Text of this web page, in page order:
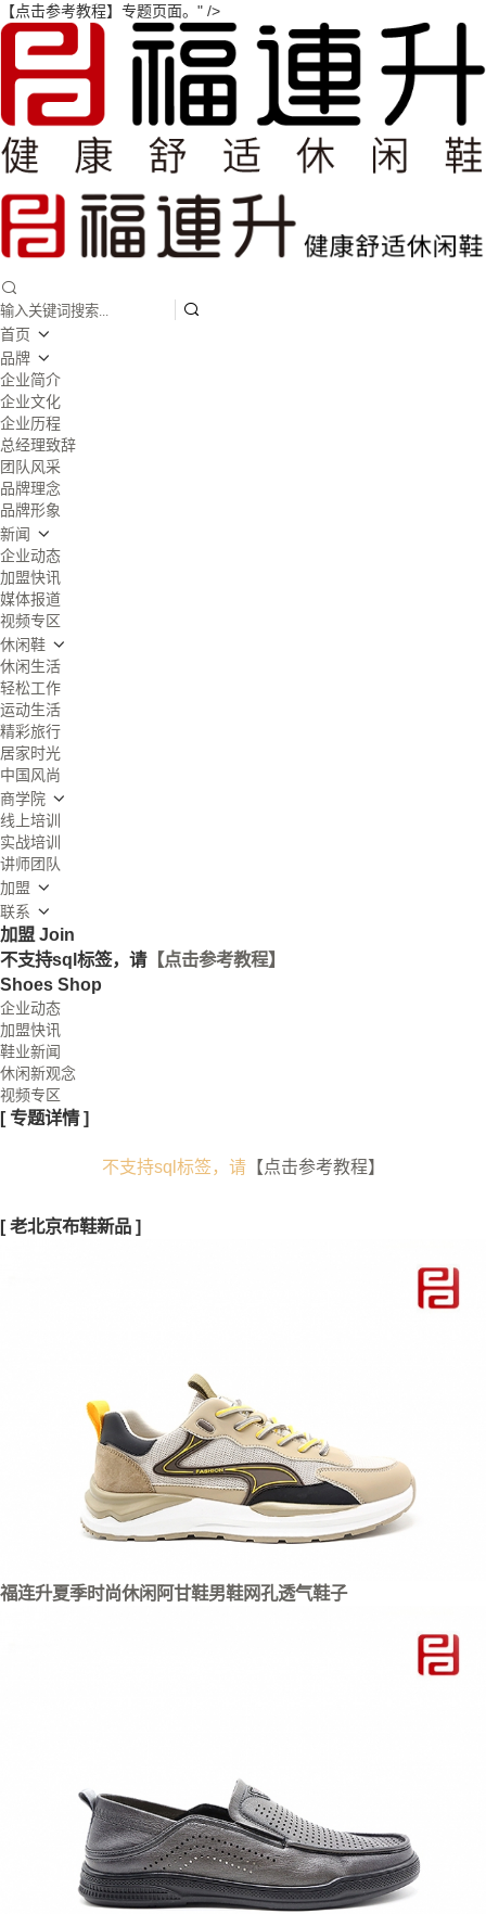
【点击参考教程】专题页面。" />
首页
品牌
企业简介
企业文化
企业历程
总经理致辞
团队风采
品牌理念
品牌形象
新闻
企业动态
加盟快讯
媒体报道
视频专区
休闲鞋
休闲生活
轻松工作
运动生活
精彩旅行
居家时光
中国风尚
商学院
线上培训
实战培训
讲师团队
加盟
联系
加盟 Join
不支持sql标签，请【点击参考教程】
Shoes Shop
企业动态
加盟快讯
鞋业新闻
休闲新观念
视频专区
[ 专题详情 ]
不支持sql标签，请【点击参考教程】
[ 老北京布鞋新品 ]
福连升夏季时尚休闲阿甘鞋男鞋网孔透气鞋子